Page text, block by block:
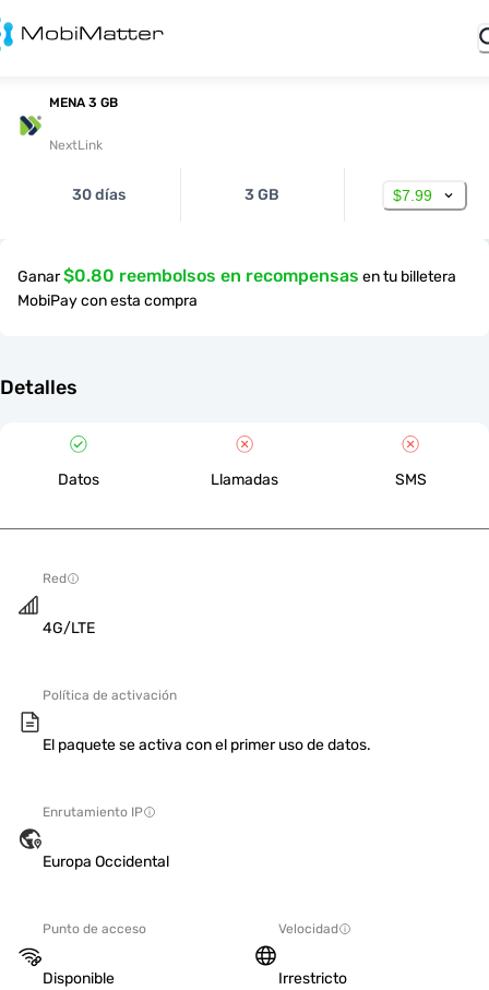
MENA 3 GB
NextLink
30 días 3 GB $7.99
Ganar$0.80 reembolsos en recompensas en tu billetera
MobiPay con esta compra
Detalles
Datos Llamadas SMS
Red
4G/LTE
Política de activación
El paquete se activa con el primer uso de datos.
Enrutamiento IP
Europa Occidental
Punto de acceso
Disponible
Velocidad
Irrestricto